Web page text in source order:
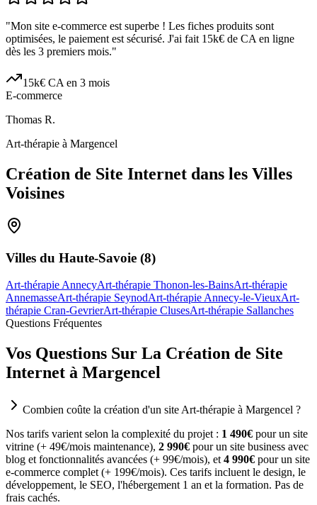
"Mon site e-commerce est superbe ! Les fiches produits sont
optimisées, le paiement est sécurisé. J'ai fait 15k€ de CA en ligne
dès les 3 premiers mois."
15k€ CA en 3 mois
E-commerce
Thomas R.
Art-thérapie à Margencel
Création de Site Internet dans les Villes
Voisines
Villes du Haute-Savoie (8)
Art-thérapie AnnecyArt-thérapie Thonon-les-BainsArt-thérapie
AnnemasseArt-thérapie SeynodArt-thérapie Annecy-le-VieuxArt-
thérapie Cran-GevrierArt-thérapie ClusesArt-thérapie Sallanches
Questions Fréquentes
Vos Questions Sur La Création de Site
Internet à Margencel
Combien coûte la création d'un site Art-thérapie à Margencel ?
Nos tarifs varient selon la complexité du projet : 1 490€ pour un site
vitrine (+ 49€/mois maintenance), 2 990€ pour un site business avec
blog et fonctionnalités avancées (+ 99€/mois), et 4 990€ pour un site
e-commerce complet (+ 199€/mois). Ces tarifs incluent le design, le
développement, le SEO, l'hébergement 1 an et la formation. Pas de
frais cachés.